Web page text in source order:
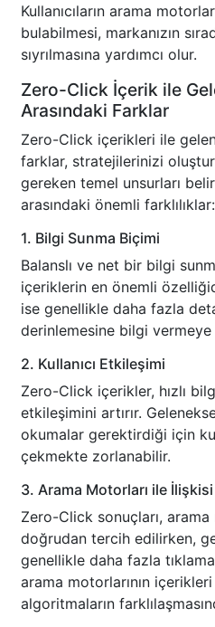
Kullanıcıların arama
bulabilmesi, markanızın
sıyrılmasına yardımcı olur.
Zero-Click İçerik ile
Arasındaki Farklar
Zero-Click içerikleri ile
farklar, stratejilerinizi
gereken temel unsurları
arasındaki önemli farklılıklar:
1. Bilgi Sunma Biçimi
Balanslı ve net bir bilgi
içeriklerin en önemli
ise genellikle daha fazla
derinlemesine bilgi
2. Kullanıcı Etkileşimi
Zero-Click içerikler, hızlı
etkileşimini artırır.
okumalar gerektirdiği için
çekmekte zorlanabilir.
3. Arama Motorları ile İlişkisi
Zero-Click sonuçları, arama
doğrudan tercih edilirken,
genellikle daha fazla
arama motorlarının içerikleri
algoritmaların